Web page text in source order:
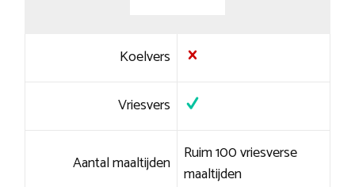
Koelvers
Vriesvers
Aantal maaltijden Ruim 100 vriesverse
maaltijden